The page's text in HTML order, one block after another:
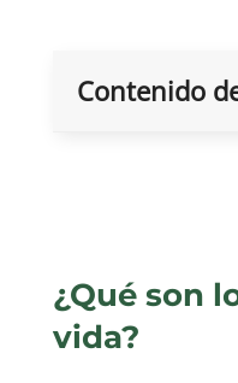
Contenido
¿Qué son
vida?